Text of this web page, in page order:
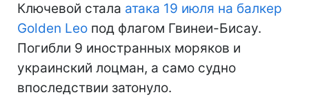
Ключевой стала атака 19 июля на балкер
Golden Leo под флагом Гвинеи-Бисау.
Погибли 9 иностранных моряков и
украинский лоцман, а само судно
впоследствии затонуло.